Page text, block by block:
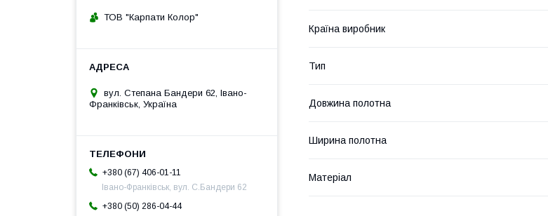
Країна виробник
Тип
Довжина полотна
Ширина полотна
Матеріал
ТОВ "Карпати Колор"
вул. Степана Бандери 62, Івано-
Франківськ, Україна
+380 (67) 406-01-11
Івано-Франківськ, вул. С.Бандери 62
+380 (50) 286-04-44